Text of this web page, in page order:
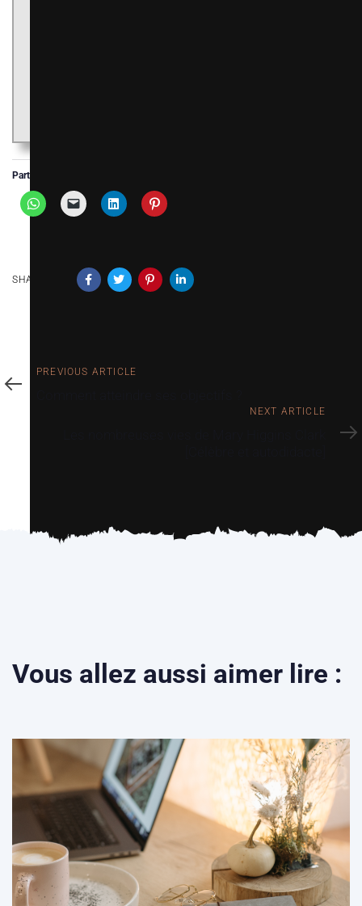
Partager :
SHARE ON
PREVIOUS ARTICLE
NEXT ARTICLE
Vous allez aussi aimer lire :